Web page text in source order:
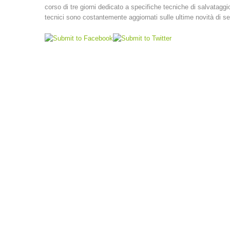
corso di tre giorni dedicato a specifiche tecniche di
tecnici sono costantemente aggiornati sulle ultime novità di